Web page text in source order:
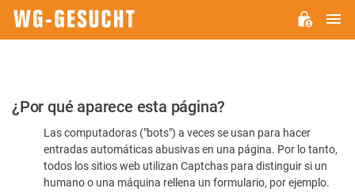
Por
favor,
confirme
¿Por qué aparece esta página?
Las computadoras ("bots") a veces se usan para hacer
entradas automáticas abusivas en una página. Por lo tanto,
todos los sitios web utilizan Captchas para distinguir si un
humano o una máquina rellena un formulario, por ejemplo.